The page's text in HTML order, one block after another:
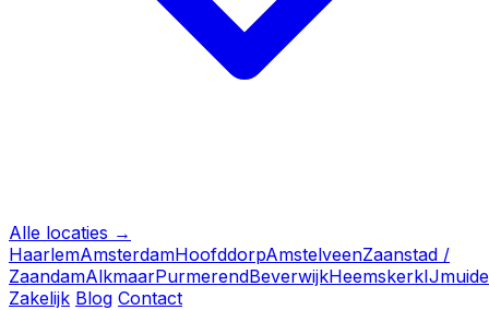
Alle locaties →
HaarlemAmsterdamHoofddorpAmstelveenZaanstad /
ZaandamAlkmaarPurmerendBeverwijkHeemskerk
Zakelijk Blog Contact